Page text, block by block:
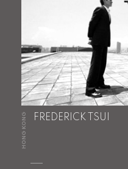
HONG KONG FREDERICK TSUI